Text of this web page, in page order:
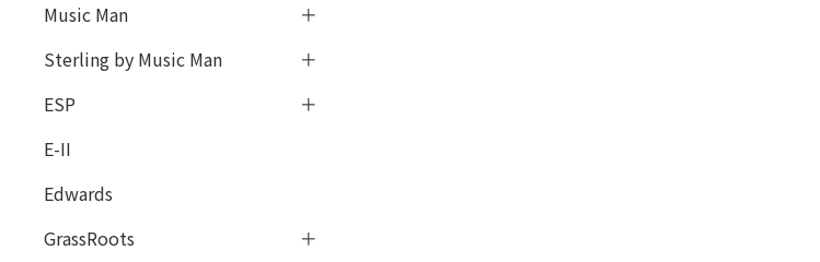
Music Man
Sterling by Music Man
ESP
E-II
Edwards
GrassRoots